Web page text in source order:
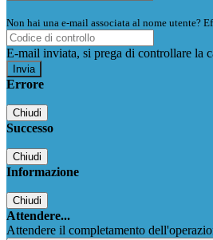
Non hai una e-mail associata al nome utente?
E-mail inviata, si prega di controllare la
Errore
Chiudi
Successo
Chiudi
Informazione
Chiudi
Attendere...
Attendere il completamento